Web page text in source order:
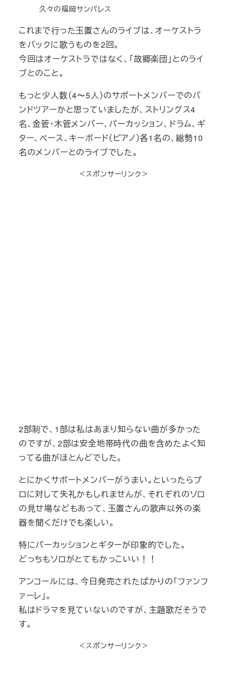
久々の福岡サンパレス
これまで行った玉置さんのライブは、オーケストラ
をバックに歌うものを2回。
今回はオーケストラではなく、「故郷楽団」とのライ
ブとのこと。
もっと少人数（4〜5人）のサポートメンバーでのバ
ンドツアーかと思っていましたが、ストリングス4
名、金管・木管メンバー、パーカッション、ドラム、ギ
ター、ベース、キーボード（ピアノ）各1名の、総勢10
名のメンバーとのライブでした。
＜スポンサーリンク＞
2部制で、1部は私はあまり知らない曲が多かった
のですが、2部は安全地帯時代の曲を含めたよく知
ってる曲がほとんどでした。
とにかくサポートメンバーがうまい。といったらプ
ロに対して失礼かもしれませんが、それぞれのソロ
の見せ場などもあって、玉置さんの歌声以外の楽
器を聞くだけでも楽しい。
特にパーカッションとギターが印象的でした。
どっちもソロがとてもかっこいい！！
アンコールには、今日発売されたばかりの「ファンフ
ァーレ」。
私はドラマを見ていないのですが、主題歌だそうで
す。
＜スポンサーリンク＞